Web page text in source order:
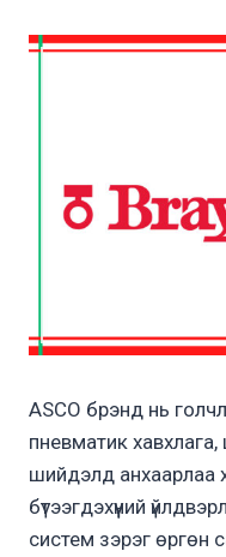
ASCO брэнд нь
пневматик
шийдэлд анхаарлаа
бүтээгдэхүүний
систем зэрэг өргөн